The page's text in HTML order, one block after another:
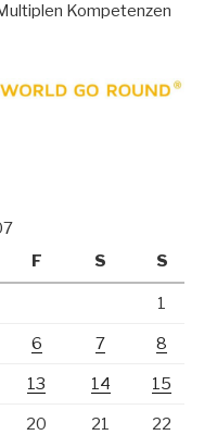
Kompetenzen
F S S
1
6 7 8
13 14 15
20 21 22